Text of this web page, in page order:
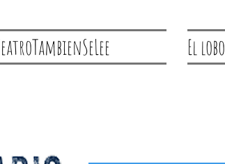
El lobo